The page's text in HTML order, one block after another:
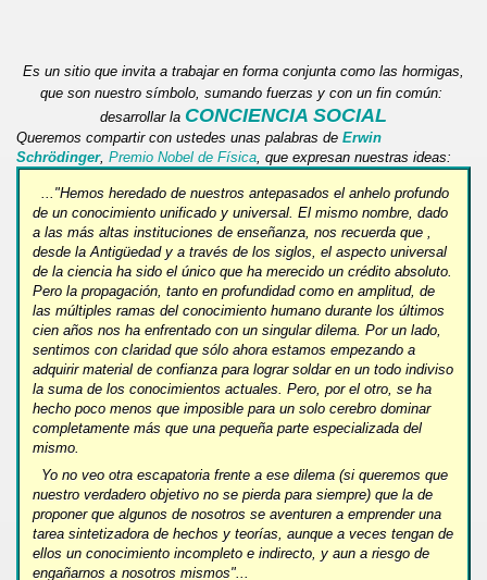
Es un sitio que invita a trabajar en forma conjunta como las hormigas,
que son nuestro símbolo, sumando fuerzas y con un fin común:
desarrollar la CONCIENCIA SOCIAL
Queremos compartir con ustedes unas palabras de Erwin
Schrödinger, Premio Nobel de Física, que expresan nuestras ideas:
..."Hemos heredado de nuestros antepasados el anhelo profundo
de un conocimiento unificado y universal. El mismo nombre, dado
a las más altas instituciones de enseñanza, nos recuerda que ,
desdela Antigüedady a través de los siglos, el aspecto universal
de la ciencia ha sido el único que ha merecido un crédito absoluto.
Pero la propagación, tanto en profundidad como en amplitud, de
las múltiples ramas del conocimiento humano durante los últimos
cien años nos ha enfrentado con un singular dilema. Por un lado,
sentimos con claridad que sólo ahora estamos empezando a
adquirir material de confianza para lograr soldar en un todo indiviso
la suma de los conocimientos actuales. Pero, por el otro, se ha
hecho poco menos que imposible para un solo cerebro dominar
completamente más que una pequeña parte especializada del
mismo.
Yo no veo otra escapatoria frente a ese dilema (si queremos que
nuestro verdadero objetivo no se pierda para siempre) que la de
proponer que algunos de nosotros se aventuren a emprender una
tarea sintetizadora de hechos y teorías, aunque a veces tengan de
ellos un conocimiento incompleto e indirecto, y aun a riesgo de
engañarnos a nosotros mismos"...